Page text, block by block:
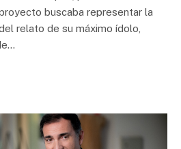
buscaba representar la
relato de su máximo ídolo,